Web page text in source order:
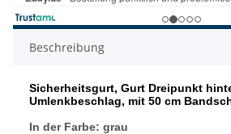
Beschreibung
Sicherheitsgurt, Gurt Dreipunkt
Umlenkbeschlag, mit 50 cm
In der Farbe: grau